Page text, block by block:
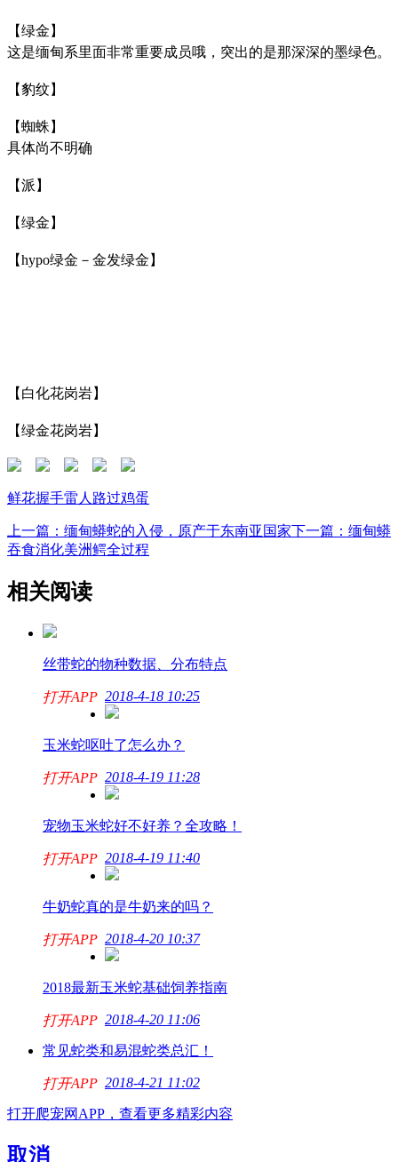
【绿金】
这是缅甸系里面非常重要成员哦，突出的是那深深的墨绿色。
【豹纹】
【蜘蛛】
具体尚不明确
【派】
【绿金】
【hypo绿金－金发绿金】
【白化花岗岩】
【绿金花岗岩】
鲜花握手雷人 路过鸡蛋
上一篇：缅甸蟒蛇的入侵，原产于东南亚国家下一篇：缅甸蟒
吞食消化美洲鳄全过程
相关阅读
丝带蛇的物种数据、分布特点
2018-4-18 10:25
打开APP
玉米蛇呕吐了怎么办？
2018-4-19 11:28
打开APP
宠物玉米蛇好不好养？全攻略！
2018-4-19 11:40
打开APP
牛奶蛇真的是牛奶来的吗？
2018-4-20 10:37
打开APP
2018最新玉米蛇基础饲养指南
2018-4-20 11:06
打开APP
常见蛇类和易混蛇类总汇！
2018-4-21 11:02
打开APP
打开爬宠网APP，查看更多精彩内容
取消